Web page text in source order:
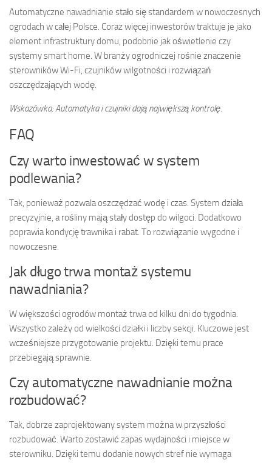
Automatyczne nawadnianie stało się standardem w nowoczesnych
ogrodach w całej Polsce. Coraz więcej inwestorów traktuje je jako
element infrastruktury domu, podobnie jak oświetlenie czy
systemy smart home. W branży ogrodniczej rośnie znaczenie
sterowników Wi-Fi, czujników wilgotności i rozwiązań
oszczędzających wodę.
Wskazówka: Automatyka i czujniki dają największą kontrolę.
FAQ
Czy warto inwestować w system
podlewania?
Tak, ponieważ pozwala oszczędzać wodę i czas. System działa
precyzyjnie, a rośliny mają stały dostęp do wilgoci. Dodatkowo
poprawia kondycję trawnika i rabat. To rozwiązanie wygodne i
nowoczesne.
Jak długo trwa montaż systemu
nawadniania?
W większości ogrodów montaż trwa od kilku dni do tygodnia.
Wszystko zależy od wielkości działki i liczby sekcji. Kluczowe jest
wcześniejsze przygotowanie projektu. Dzięki temu prace
przebiegają sprawnie.
Czy automatyczne nawadnianie można
rozbudować?
Tak, dobrze zaprojektowany system można w przyszłości
rozbudować. Warto zostawić zapas wydajności i miejsce w
sterowniku. Dzięki temu dodanie nowych stref nie wymaga